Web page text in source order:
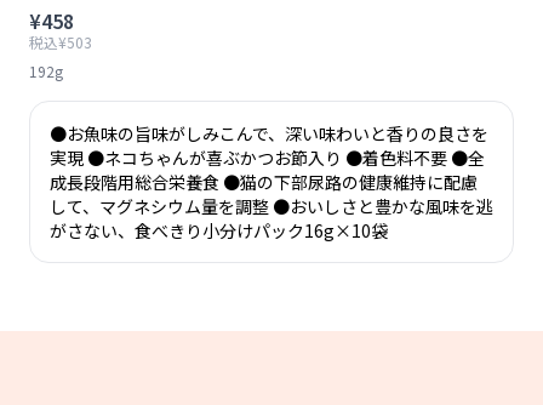
¥458
税込¥503
192g
●お魚味の旨味がしみこんで、深い味わいと香りの良さを
実現 ●ネコちゃんが喜ぶかつお節入り ●着色料不要 ●全
成長段階用総合栄養食 ●猫の下部尿路の健康維持に配慮
して、マグネシウム量を調整 ●おいしさと豊かな風味を逃
がさない、食べきり小分けパック16g×10袋